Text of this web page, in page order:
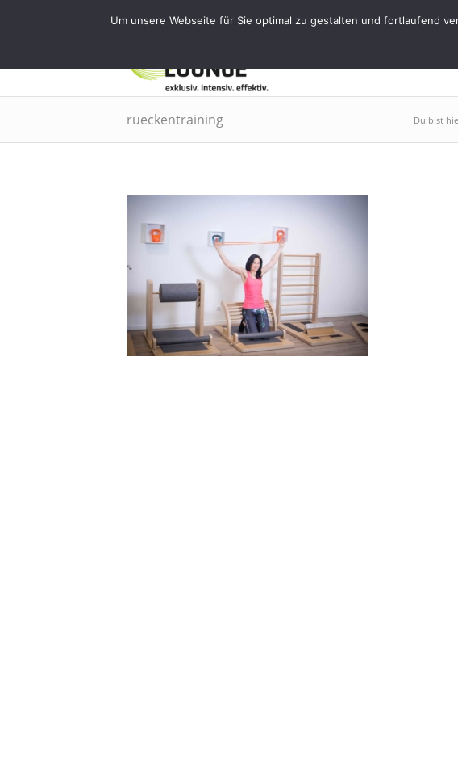
Tel.: 0911 - 2171 4565 | info@trainings-lounge.de
rueckentraining Du bist
Um unsere Webseite für Sie optimal zu gestalten und fortlaufend